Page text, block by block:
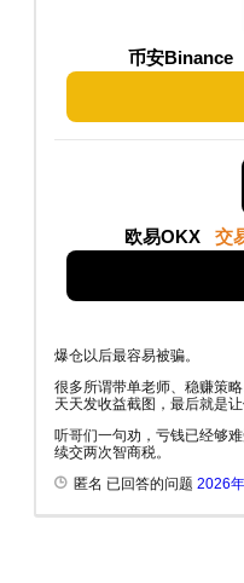
币安Binance
欧易OKX 交
爆仓以后最容易被骗。
很多所谓带单老师、稳赚策
天天发收益截图，最后就是
听哥们一句劝，亏钱已经够
续交两次智商税。
匿名 已回答的问题 2026